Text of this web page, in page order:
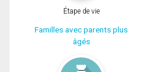
Étape de vie
Familles avec parents plus
âgés